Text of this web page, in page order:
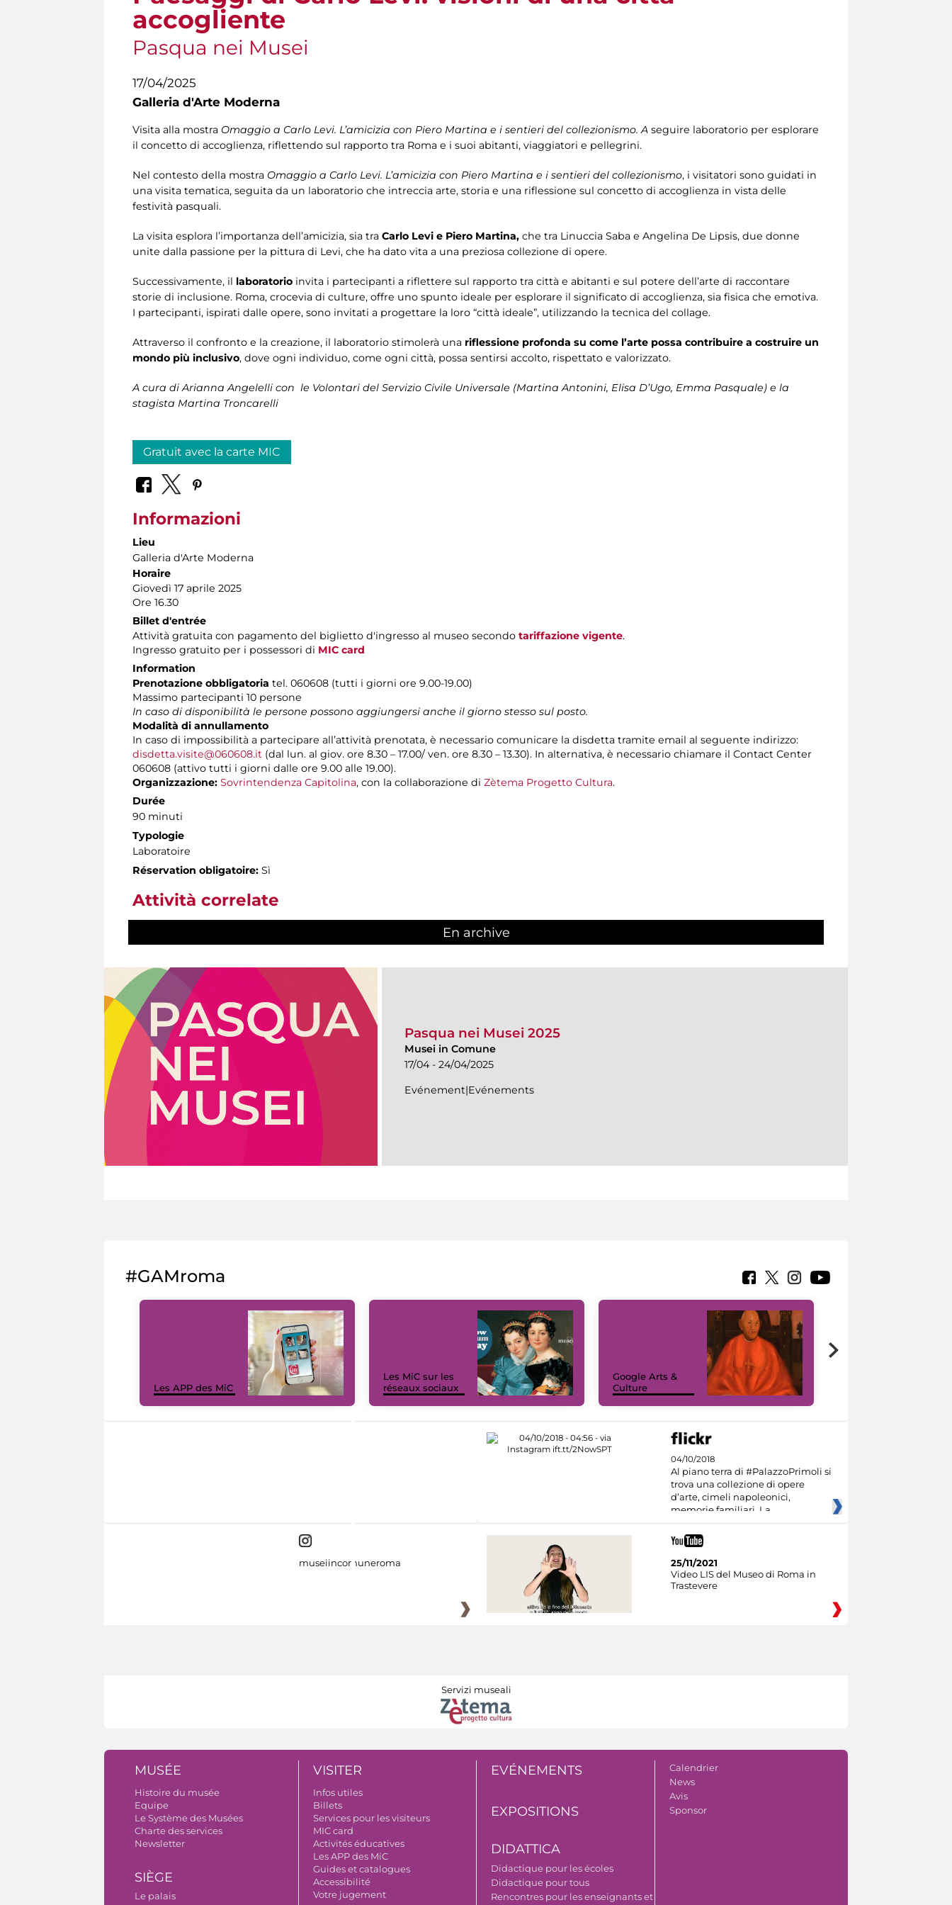
accogliente
Pasqua nei Musei
17/04/2025
Galleria d'Arte Moderna
Visita alla mostra Omaggio a Carlo Levi. L’amicizia con Piero Martina e i sentieri del collezionismo. A seguire laboratorio per esplorare
il concetto di accoglienza, riflettendo sul rapporto tra Roma e i suoi abitanti, viaggiatori e pellegrini.
Nel contesto della mostra Omaggio a Carlo Levi. L’amicizia con Piero Martina e i sentieri del collezionismo, i visitatori sono guidati in
una visita tematica, seguita da un laboratorio che intreccia arte, storia e una riflessione sul concetto di accoglienza in vista delle
festività pasquali.
La visita esplora l’importanza dell’amicizia, sia tra Carlo Levi e Piero Martina, che tra Linuccia Saba e Angelina De Lipsis, due donne
unite dalla passione per la pittura di Levi, che ha dato vita a una preziosa collezione di opere.
Successivamente, il laboratorio invita i partecipanti a riflettere sul rapporto tra città e abitanti e sul potere dell’arte di raccontare
storie di inclusione. Roma, crocevia di culture, offre uno spunto ideale per esplorare il significato di accoglienza, sia fisica che emotiva.
I partecipanti, ispirati dalle opere, sono invitati a progettare la loro “città ideale”, utilizzando la tecnica del collage.
Attraverso il confronto e la creazione, il laboratorio stimolerà una riflessione profonda su come l’arte possa contribuire a costruire un
mondo più inclusivo, dove ogni individuo, come ogni città, possa sentirsi accolto, rispettato e valorizzato.
A cura di Arianna Angelelli con le Volontari del Servizio Civile Universale (Martina Antonini, Elisa D’Ugo, Emma Pasquale) e la
stagista Martina Troncarelli
Gratuit avec la carte MIC
Informazioni
Lieu
Galleria d'Arte Moderna
Horaire
Giovedì 17 aprile 2025
Ore 16.30
Billet d'entrée
Attività gratuita con pagamento del biglietto d'ingresso al museo secondo tariffazione vigente.
Ingresso gratuito per i possessori di MIC card
Information
Prenotazione obbligatoria tel. 060608 (tutti i giorni ore 9.00-19.00)
Massimo partecipanti 10 persone
In caso di disponibilità le persone possono aggiungersi anche il giorno stesso sul posto.
Modalità di annullamento
In caso di impossibilità a partecipare all’attività prenotata, è necessario comunicare la disdetta tramite email al seguente indirizzo:
disdetta.visite@060608.it (dal lun. al giov. ore 8.30 – 17.00/ ven. ore 8.30 – 13.30). In alternativa, è necessario chiamare il Contact Center
060608 (attivo tutti i giorni dalle ore 9.00 alle 19.00).
Organizzazione: Sovrintendenza Capitolina, con la collaborazione di Zètema Progetto Cultura.
Durée
90 minuti
Typologie
Laboratoire
Réservation obligatoire: Sì
Attività correlate
En archive
Pasqua nei Musei 2025
Musei in Comune
17/04 - 24/04/2025
Evénement|Evénements
#GAMroma
Les APP des MiC
Les MiC sur les
réseaux sociaux
Google Arts &
Culture
04/10/2018
Al piano terra di #PalazzoPrimoli si
trova una collezione di opere
d’arte, cimeli napoleonici,
memorie familiari. La
museiincomuneroma
25/11/2021
Video LIS del Museo di Roma in
Trastevere
Servizi museali
MUSÉE
Histoire du musée
Equipe
Le Système des Musées
Charte des services
Newsletter
SIÈGE
Le palais
VISITER
Infos utiles
Billets
Services pour les visiteurs
MIC card
Activités éducatives
Les APP des MiC
Guides et catalogues
Accessibilité
Votre jugement
EVÉNEMENTS
EXPOSITIONS
DIDATTICA
Didactique pour les écoles
Didactique pour tous
Rencontres pour les enseignants et
Calendrier
News
Avis
Sponsor